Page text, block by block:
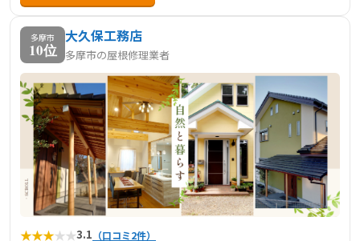
多摩市
10位
大久保工務店
多摩市の屋根修理業者
★★★★★3.1 （口コミ2件）